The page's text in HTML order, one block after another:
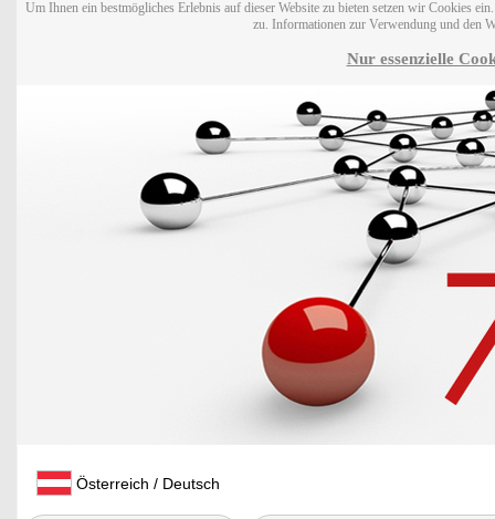
Um Ihnen ein bestmögliches Erlebnis auf dieser Website zu bieten setzen wir Cookies
zu. Informationen zur Verwendung und den
Nur essenzielle
Österreich / Deutsch